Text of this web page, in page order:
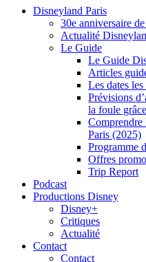
Disneyland Paris
30e anniversaire
Actualité
Le Guide
Le Guide
Articles
Les dates
Prévisions
la foule
Comprendre
Paris (2025)
Programme
Offres
Trip Report
Podcast
Productions Disney
Disney+
Critiques
Actualité
Contact
Contact